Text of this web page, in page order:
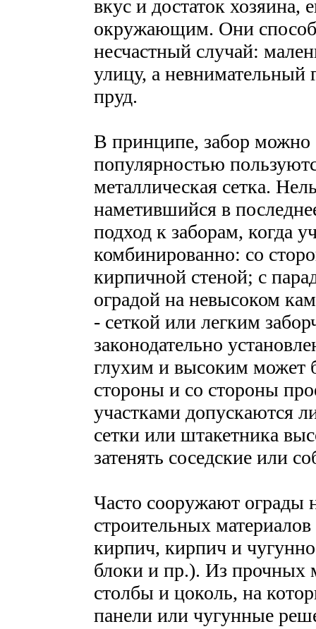
вкус и достаток хозяина,
окружающим. Они
несчастный случай:
улицу, а невнимательный
пруд.
В принципе, забор можно
популярностью
металлическая сетка.
наметившийся в
подход к заборам, когда
комбинированно: со
кирпичной стеной; с
оградой на невысоком
- сеткой или легким
законодательно
глухим и высоким может
стороны и со стороны
участками допускаются
сетки или штакетника
затенять соседские или
Часто сооружают ограды
строительных
кирпич, кирпич и
блоки и пр.). Из прочных
столбы и цоколь, на
панели или чугунные